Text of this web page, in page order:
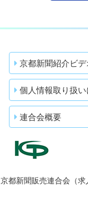
京都新聞紹介ビデ
個人情報取り扱
連合会概要
京都新聞販売連合会（